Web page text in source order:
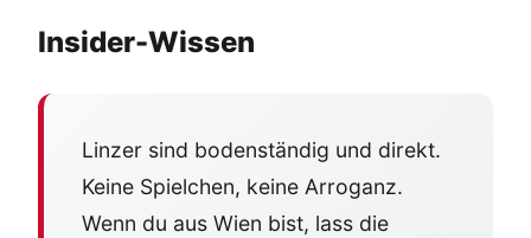
Insider-Wissen
Linzer sind bodenständig und direkt.
Keine Spielchen, keine Arroganz.
Wenn du aus Wien bist, lass die